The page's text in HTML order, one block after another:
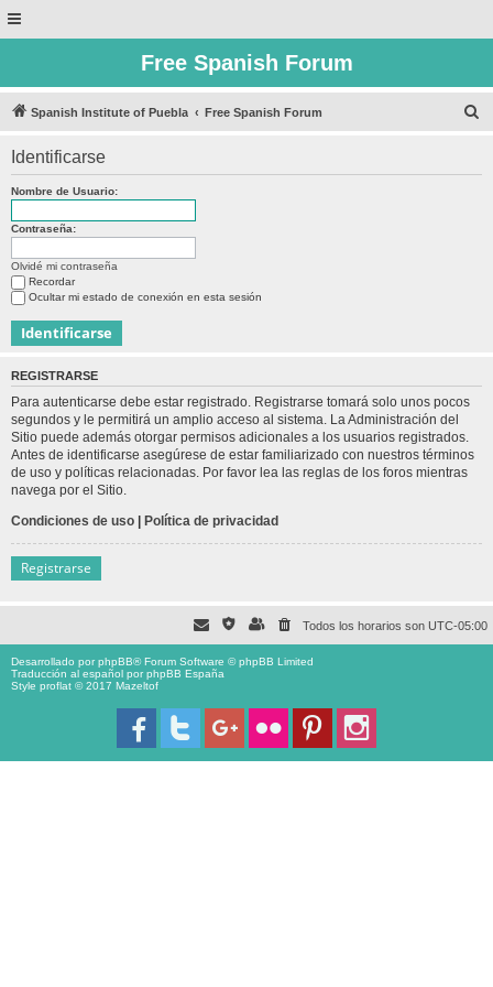
Free Spanish Forum
Spanish Institute of Puebla Free Spanish Forum
Identificarse
Nombre de Usuario:
Contraseña:
Olvidé mi contraseña
Recordar
Ocultar mi estado de conexión en esta sesión
REGISTRARSE
Para autenticarse debe estar registrado. Registrarse tomará solo unos pocos
segundos y le permitirá un amplio acceso al sistema. La Administración del
Sitio puede además otorgar permisos adicionales a los usuarios registrados.
Antes de identificarse asegúrese de estar familiarizado con nuestros términos
de uso y políticas relacionadas. Por favor lea las reglas de los foros mientras
navega por el Sitio.
Condiciones de uso | Política de privacidad
Registrarse
Todos los horarios son UTC-05:00
Desarrollado porphpBB® Forum Software © phpBB Limited
Traducción al español porphpBB España
Style proflat © 2017 Mazeltof